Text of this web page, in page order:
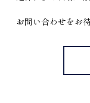
お問い合わせをお